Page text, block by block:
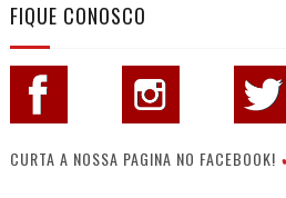
FIQUE CONOSCO
CURTA A NOSSA PAGINA NO FACEBOOK!